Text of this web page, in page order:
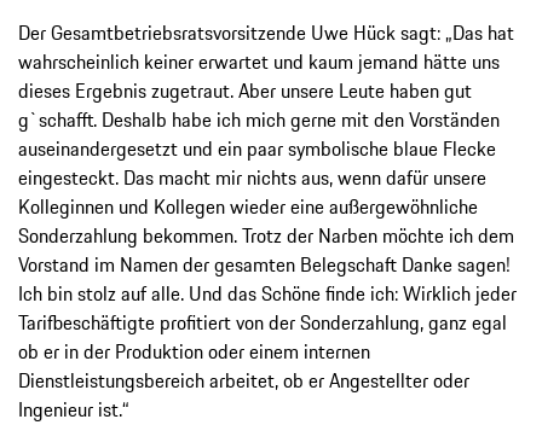
Der Gesamtbetriebsratsvorsitzende Uwe Hück sagt: „Das hat
wahrscheinlich keiner erwartet und kaum jemand hätte uns
dieses Ergebnis zugetraut. Aber unsere Leute haben gut
g`schafft. Deshalb habe ich mich gerne mit den Vorständen
auseinandergesetzt und ein paar symbolische blaue Flecke
eingesteckt. Das macht mir nichts aus, wenn dafür unsere
Kolleginnen und Kollegen wieder eine außergewöhnliche
Sonderzahlung bekommen. Trotz der Narben möchte ich dem
Vorstand im Namen der gesamten Belegschaft Danke sagen!
Ich bin stolz auf alle. Und das Schöne finde ich: Wirklich jeder
Tarifbeschäftigte profitiert von der Sonderzahlung, ganz egal
ob er in der Produktion oder einem internen
Dienstleistungsbereich arbeitet, ob er Angestellter oder
Ingenieur ist.“